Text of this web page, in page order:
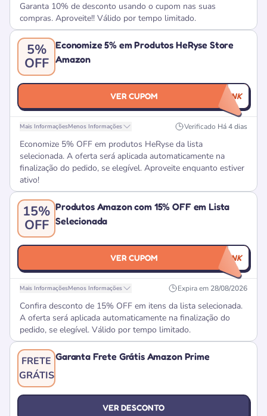
Garanta 10% de desconto usando o cupom nas suas
compras. Aproveite!! Válido por tempo limitado.
5%
OFF
Economize 5% em Produtos HeRyse Store
Amazon
VER CUPOM CUPOMNOLINK
Mais InformaçõesMenos Informações Verificado Há 4 dias
Economize 5% OFF em produtos HeRyse da lista
selecionada. A oferta será aplicada automaticamente na
finalização do pedido, se elegível. Aproveite enquanto estiver
ativo!
15%
OFF
Produtos Amazon com 15% OFF em Lista
Selecionada
VER CUPOM CUPOMNOLINK
Mais InformaçõesMenos Informações Expira em 28/08/2026
Confira desconto de 15% OFF em itens da lista selecionada.
A oferta será aplicada automaticamente na finalização do
pedido, se elegível. Válido por tempo limitado.
FRETE
GRÁTIS
Garanta Frete Grátis Amazon Prime
VER DESCONTO